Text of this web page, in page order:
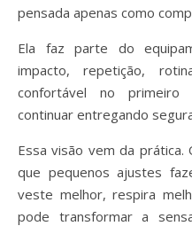
pensada apenas como
Ela faz parte do
impacto, repetição,
confortável no primeiro
continuar entregando
Essa visão vem da
que pequenos ajustes
veste melhor, respira
pode transformar a